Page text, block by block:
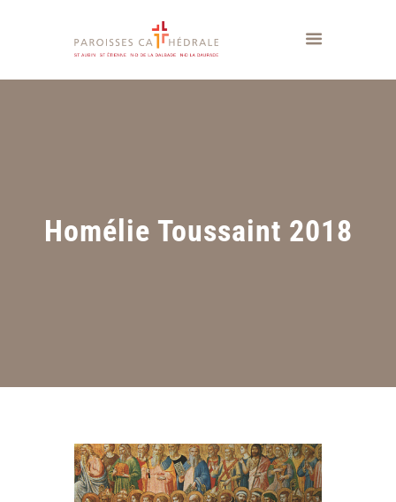
Homélie Toussaint 2018